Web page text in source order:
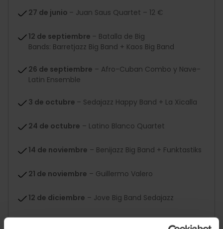
27 de junio – Juan Saus Quartet – 12 €
12 de septiembre – Batalla de Big
Bands: Barretjazz Big Band + Kaos Big Band
26 de septiembre – Afro-Cuban Combo y Nave-
Latin Ensemble
3 de octubre – Sedajazz Happy Band + La Xicalla
24 de octubre – Latino Blanco Quartet
14 de noviembre – Benijazz Big Band + Funktastiks
21 de noviembre – Guillermo Valero
12 de diciembre – Jove Big Band Sedajazz